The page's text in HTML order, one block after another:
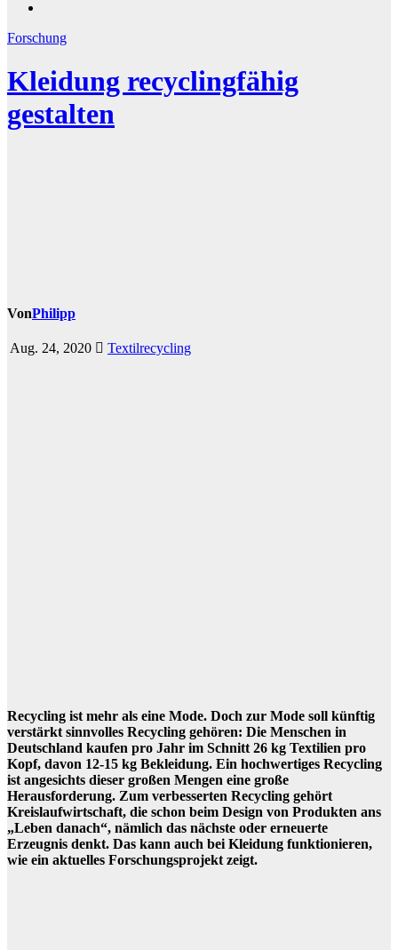
Forschung
Kleidung recyclingfähig
gestalten
VonPhilipp
Aug. 24, 2020 Textilrecycling
Recycling ist mehr als eine Mode. Doch zur Mode soll künftig
verstärkt sinnvolles Recycling gehören: Die Menschen in
Deutschland kaufen pro Jahr im Schnitt 26 kg Textilien pro
Kopf, davon 12-15 kg Bekleidung. Ein hochwertiges Recycling
ist angesichts dieser großen Mengen eine große
Herausforderung. Zum verbesserten Recycling gehört
Kreislaufwirtschaft, die schon beim Design von Produkten ans
„Leben danach“, nämlich das nächste oder erneuerte
Erzeugnis denkt. Das kann auch bei Kleidung funktionieren,
wie ein aktuelles Forschungsprojekt zeigt.